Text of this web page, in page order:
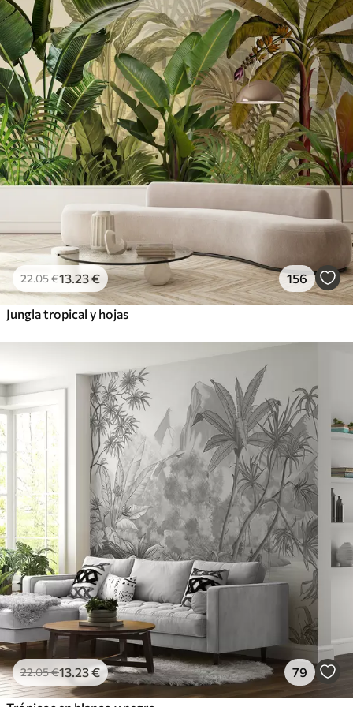
22.05€13.23€ 156
Jungla tropical y hojas
22.05€13.23€ 79